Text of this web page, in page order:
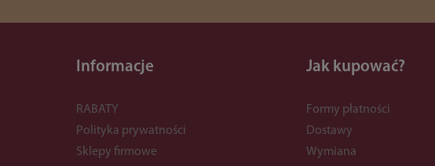
Informacje
RABATY
Polityka prywatności
Sklepy firmowe
Jak kupować?
Formy płatności
Dostawy
Wymiana